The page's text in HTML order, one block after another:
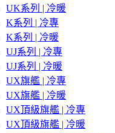
UK系列 | 冷暖
K系列 | 冷專
K系列 | 冷暖
UJ系列 | 冷專
UJ系列 | 冷暖
UX旗艦 | 冷專
UX旗艦 | 冷暖
UX頂級旗艦 | 冷專
UX頂級旗艦 | 冷暖